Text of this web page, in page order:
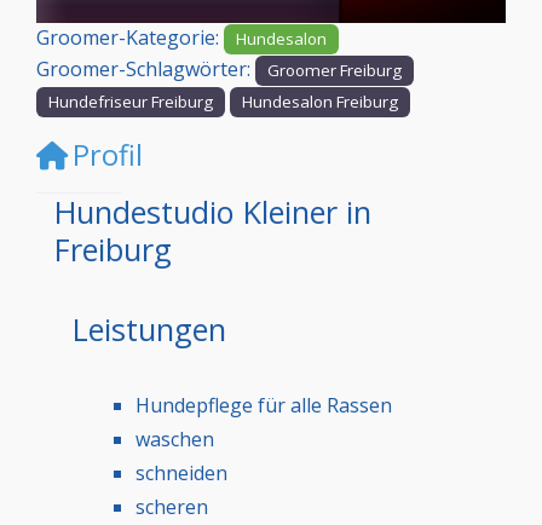
Groomer-Kategorie: Hundesalon
Groomer-Schlagwörter:
Groomer Freiburg
Hundefriseur Freiburg
Hundesalon Freiburg
Profil
Hundestudio Kleiner in
Freiburg
Leistungen
Hundepflege für alle Rassen
waschen
schneiden
scheren